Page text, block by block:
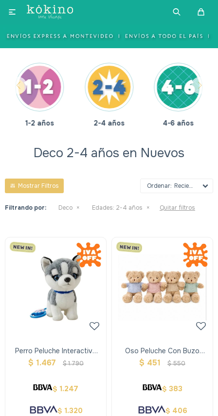

1-2 años 2-4 años 4-6 años
Deco 2-4 años en Nuevos
Recientes
Filtrando por: Deco Edades: 2-4 años Quitar filtros
Perro Peluche Interactivo
Con Correa ,repite Y Ladra
$ 1.467 $1.790
$ 1.247
$ 1.320
Oso Peluche Con Buzo
30cm
$ 451 $ 550
$ 383
$ 406